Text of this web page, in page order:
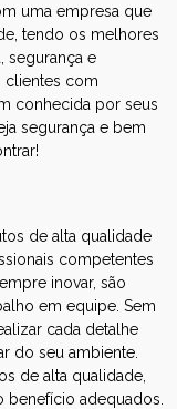
uma empresa que
tendo os melhores
segurança e
clientes com
conhecida por seus
segurança e bem
de alta qualidade
competentes
inovar, são
em equipe. Sem
cada detalhe
do seu ambiente.
de alta qualidade,
adequados.